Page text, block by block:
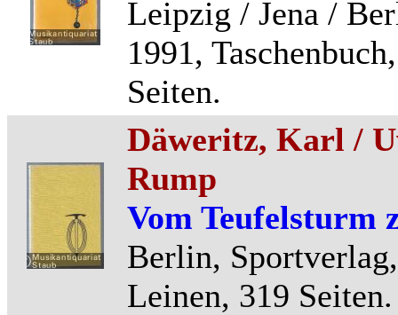
Leipzig / Jena /
1991,
Seiten.
Däweritz, Karl /
Rump
Vom Teufelsturm
Berlin,
Leinen, 319 Seiten.